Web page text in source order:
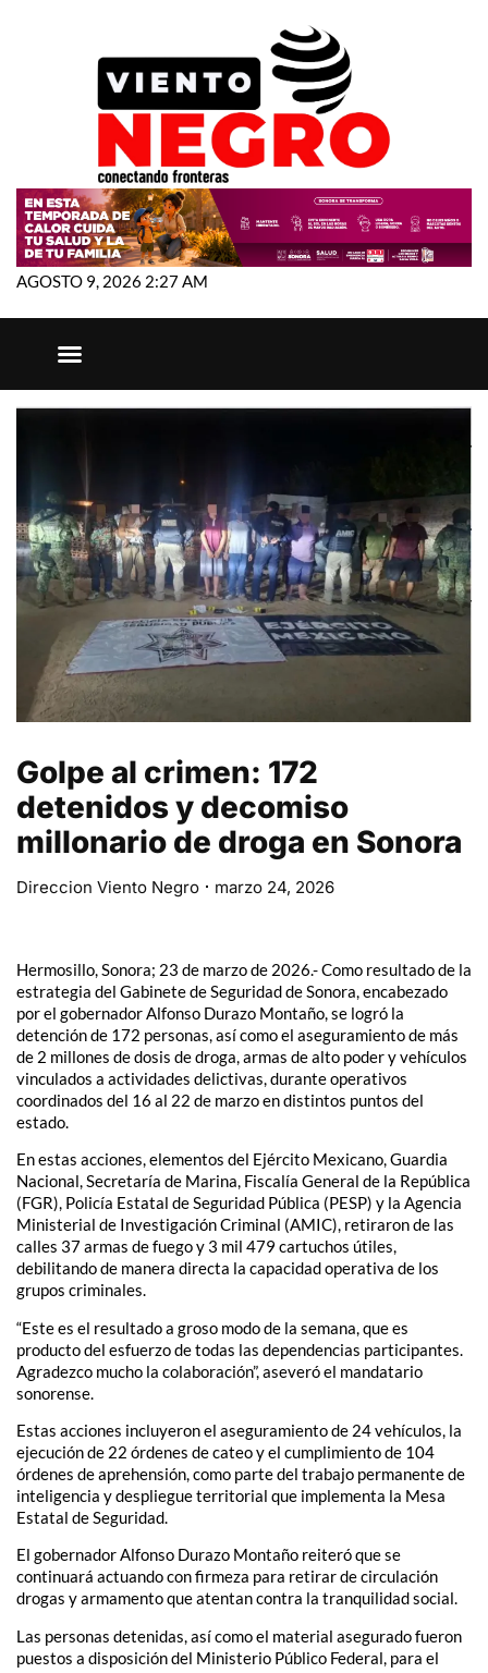
AGOSTO 9, 2026 2:27 AM
Golpe al crimen: 172
detenidos y decomiso
millonario de droga en Sonora
Direccion Viento Negro marzo 24, 2026
Hermosillo, Sonora; 23 de marzo de 2026.- Como resultado de la
estrategia del Gabinete de Seguridad de Sonora, encabezado
por el gobernador Alfonso Durazo Montaño, se logró la
detención de 172 personas, así como el aseguramiento de más
de 2 millones de dosis de droga, armas de alto poder y vehículos
vinculados a actividades delictivas, durante operativos
coordinados del 16 al 22 de marzo en distintos puntos del
estado.
En estas acciones, elementos del Ejército Mexicano, Guardia
Nacional, Secretaría de Marina, Fiscalía General de la República
(FGR), Policía Estatal de Seguridad Pública (PESP) y la Agencia
Ministerial de Investigación Criminal (AMIC), retiraron de las
calles 37 armas de fuego y 3 mil 479 cartuchos útiles,
debilitando de manera directa la capacidad operativa de los
grupos criminales.
“Este es el resultado a groso modo de la semana, que es
producto del esfuerzo de todas las dependencias participantes.
Agradezco mucho la colaboración”, aseveró el mandatario
sonorense.
Estas acciones incluyeron el aseguramiento de 24 vehículos, la
ejecución de 22 órdenes de cateo y el cumplimiento de 104
órdenes de aprehensión, como parte del trabajo permanente de
inteligencia y despliegue territorial que implementa la Mesa
Estatal de Seguridad.
El gobernador Alfonso Durazo Montaño reiteró que se
continuará actuando con firmeza para retirar de circulación
drogas y armamento que atentan contra la tranquilidad social.
Las personas detenidas, así como el material asegurado fueron
puestos a disposición del Ministerio Público Federal, para el